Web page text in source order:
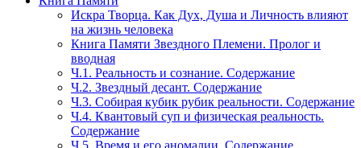
Искра Творца. Как Дух, Душа и Личность влияют
на жизнь человека
Книга Памяти Звездного Племени. Пролог и
вводная
Ч.1. Реальность и сознание. Содержание
Ч.2. Звездный десант. Содержание
Ч.3. Собирая кубик рубик реальности. Содержание
Ч.4. Квантовый суп и физическая реальность.
Содержание
Ч.5. Время и его аномалии. Содержание